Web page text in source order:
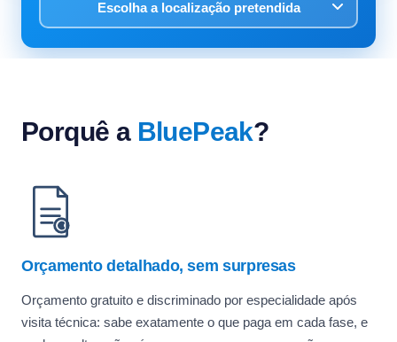
Porquê a BluePeak?
Orçamento detalhado, sem surpresas
Orçamento gratuito e discriminado por especialidade após
visita técnica: sabe exatamente o que paga em cada fase, e